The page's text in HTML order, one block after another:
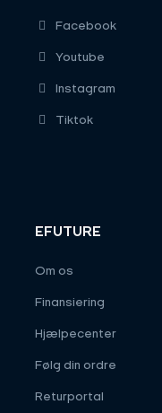
Facebook
Youtube
Instagram
Tiktok
EFUTURE
Om os
Finansiering
Hjælpecenter
Følg din ordre
Returportal